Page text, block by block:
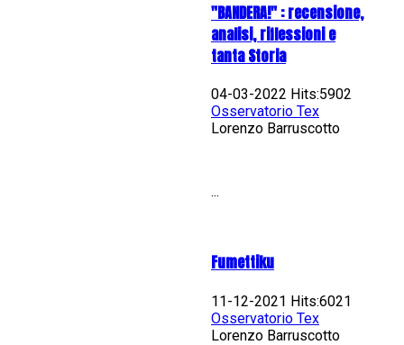
"BANDERA!" : recensione,
analisi, riflessioni e
tanta Storia
04-03-2022 Hits:5902
Osservatorio Tex
Lorenzo Barruscotto
...
Fumettiku
11-12-2021 Hits:6021
Osservatorio Tex
Lorenzo Barruscotto